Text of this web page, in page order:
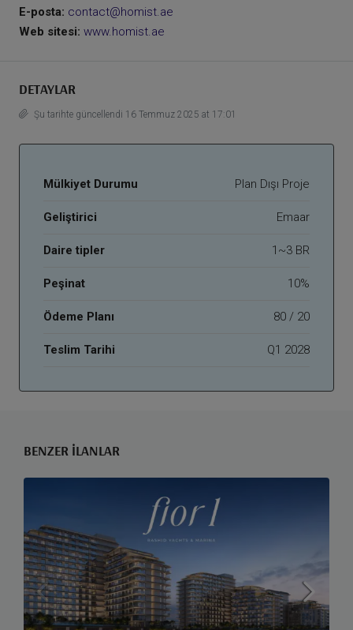
E-posta: contact@homist.ae
Web sitesi: www.homist.ae
DETAYLAR
Şu tarihte güncellendi 16 Temmuz 2025 at 17:01
Mülkiyet Durumu Plan Dışı Proje
Geliştirici Emaar
Daire tipler 1~3 BR
Peşinat 10%
Ödeme Planı 80 / 20
Teslim Tarihi Q1 2028
BENZER İLANLAR